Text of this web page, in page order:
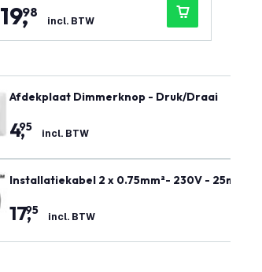
19,
98
incl. BTW
Afdekplaat Dimmerknop - Druk/Draai
4,
95 incl. BTW
Installatiekabel 2 x 0.75mm²- 230V - 25m Rol
17,
95 incl. BTW